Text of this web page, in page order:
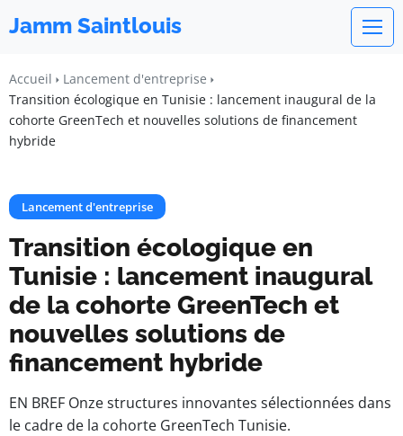
Jamm Saintlouis
Accueil
Lancement d'entreprise
Transition écologique en Tunisie : lancement inaugural de la
cohorte GreenTech et nouvelles solutions de financement
hybride
Lancement d'entreprise
Transition écologique en
Tunisie : lancement inaugural
de la cohorte GreenTech et
nouvelles solutions de
financement hybride
EN BREF Onze structures innovantes sélectionnées dans
le cadre de la cohorte GreenTech Tunisie.